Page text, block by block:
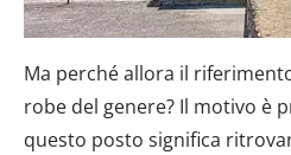
Ma perché allora il
robe del genere? Il motivo è
questo posto significa